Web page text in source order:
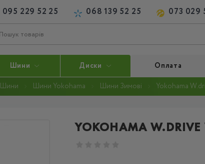
095 229 52 25 068 139 52 25 073 029
Шини Диски Оплата
Шини Шини Yokohama Шини Зимові Yokohama
YOKOHAMA